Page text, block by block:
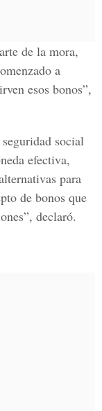
de la mora,
a
esos bonos”,
social
efectiva,
para
de bonos que
declaró.